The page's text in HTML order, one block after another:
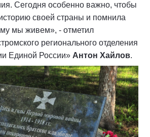
Сегодня особенно важно, чтобы
своей страны и помнила
мы живем», - отметил
регионального отделения
Единой России» Антон Хайлов.